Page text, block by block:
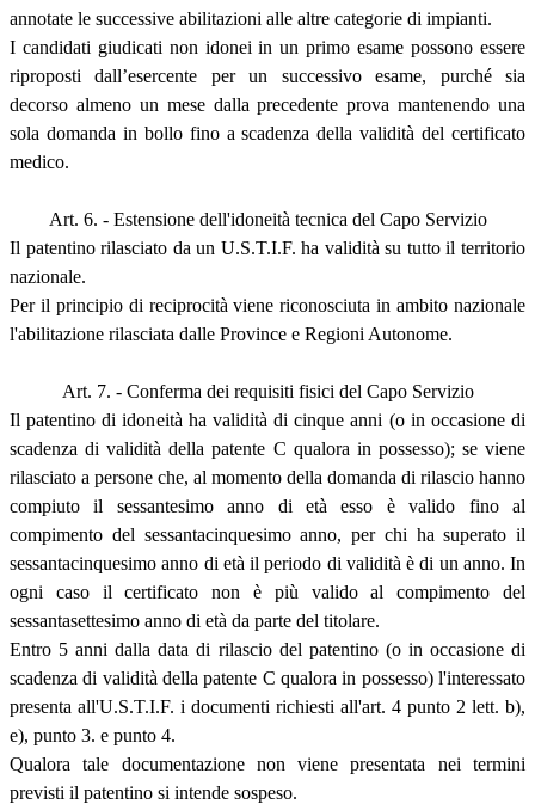
annotate le successive abilitazioni alle altre categorie di impianti.
I candidati giudicati non idonei in un primo esame possono essere
riproposti dall’esercente per un successivo esame, purché sia
decorso almeno un mese dalla precedente prova mantenendo una
sola domanda in bollo fino a scadenza della validità del certificato
medico.
Art. 6. - Estensione dell'idoneità tecnica del Capo Servizio
Il patentino rilasciato da un U.S.T.I.F. ha validità su tutto il territorio
nazionale.
Per il principio di reciprocità viene riconosciuta in ambito nazionale
l'abilitazione rilasciata dalle Province e Regioni Autonome.
Art. 7. - Conferma dei requisiti fisici del Capo Servizio
Il patentino di idoneità ha validità di cinque anni (o in occasione di
scadenza di validità della patente C qualora in possesso); se viene
rilasciato a persone che, al momento della domanda di rilascio hanno
compiuto il sessantesimo anno di età esso è valido fino al
compimento del sessantacinquesimo anno, per chi ha superato il
sessantacinquesimo anno di età il periodo di validità è di un anno. In
ogni caso il certificato non è più valido al compimento del
sessantasettesimo anno di età da parte del titolare.
Entro 5 anni dalla data di rilascio del patentino (o in occasione di
scadenza di validità della patente C qualora in possesso) l'interessato
presenta all'U.S.T.I.F. i documenti richiesti all'art. 4 punto 2 lett. b),
e), punto 3. e punto 4.
Qualora tale documentazione non viene presentata nei termini
previsti il patentino si intende sospeso.